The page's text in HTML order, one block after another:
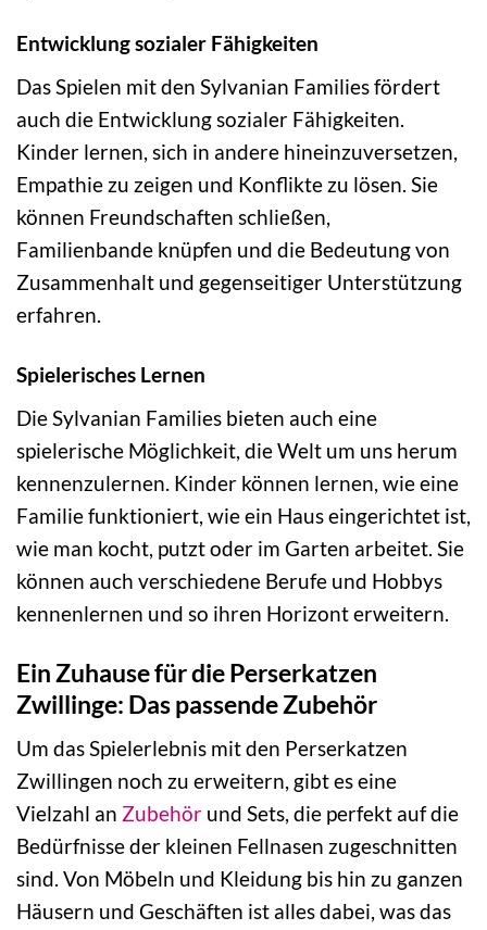
Entwicklung sozialer Fähigkeiten
Das Spielen mit den Sylvanian Families fördert
auch die Entwicklung sozialer Fähigkeiten.
Kinder lernen, sich in andere hineinzuversetzen,
Empathie zu zeigen und Konflikte zu lösen. Sie
können Freundschaften schließen,
Familienbande knüpfen und die Bedeutung von
Zusammenhalt und gegenseitiger Unterstützung
erfahren.
Spielerisches Lernen
Die Sylvanian Families bieten auch eine
spielerische Möglichkeit, die Welt um uns herum
kennenzulernen. Kinder können lernen, wie eine
Familie funktioniert, wie ein Haus eingerichtet ist,
wie man kocht, putzt oder im Garten arbeitet. Sie
können auch verschiedene Berufe und Hobbys
kennenlernen und so ihren Horizont erweitern.
Ein Zuhause für die Perserkatzen
Zwillinge: Das passende Zubehör
Um das Spielerlebnis mit den Perserkatzen
Zwillingen noch zu erweitern, gibt es eine
Vielzahl an Zubehör und Sets, die perfekt auf die
Bedürfnisse der kleinen Fellnasen zugeschnitten
sind. Von Möbeln und Kleidung bis hin zu ganzen
Häusern und Geschäften ist alles dabei, was das